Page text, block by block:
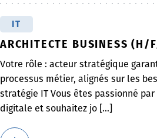
IT
ARCHITECTE BUSINESS (H/
Votre rôle : acteur stratégique
processus métier, alignés sur les
stratégie IT Vous êtes passionné
digitale et souhaitez jo [...]